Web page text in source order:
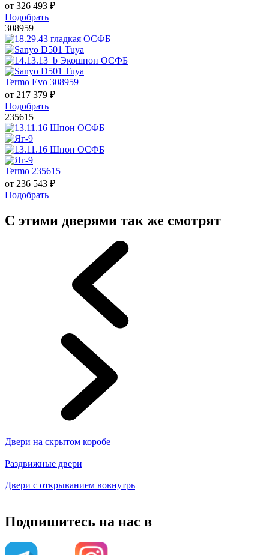
от 326 493 ₽
Подобрать
308959
Termo Evo 308959
от 217 379 ₽
Подобрать
235615
Termo 235615
от 236 543 ₽
Подобрать
С этими дверями так же смотрят
Двери на скрытом коробе
Раздвижные двери
Двери с открыванием вовнутрь
Подпишитесь на нас в